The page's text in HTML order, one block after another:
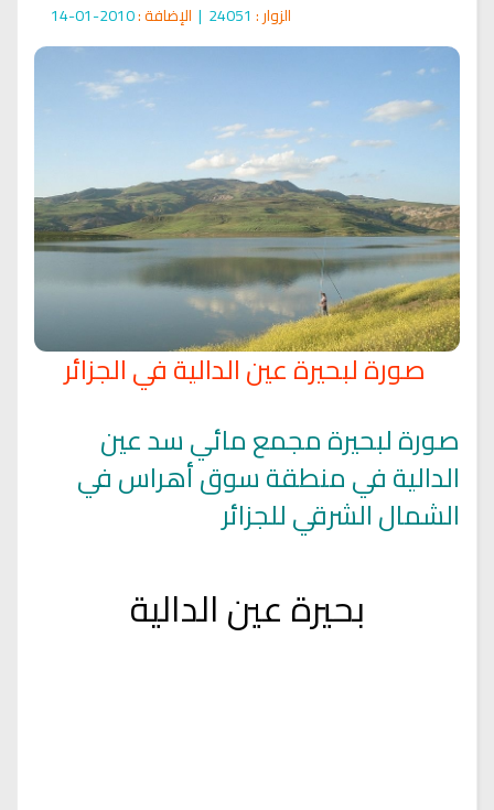
الزوار : | الإضافة :
صورة لبحيرة عين الدالية في الجزائر
صورة لبحيرة مجمع مائي سد عين
الدالية في منطقة سوق أهراس في
الشمال الشرقي للجزائر
بحيرة عين الدالية